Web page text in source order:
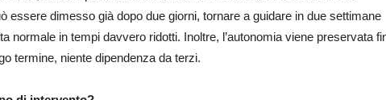
essere dimesso già dopo due giorni, tornare a guidare in due settimane
normale in tempi davvero ridotti. Inoltre, l’autonomia viene preservata
termine, niente dipendenza da terzi.